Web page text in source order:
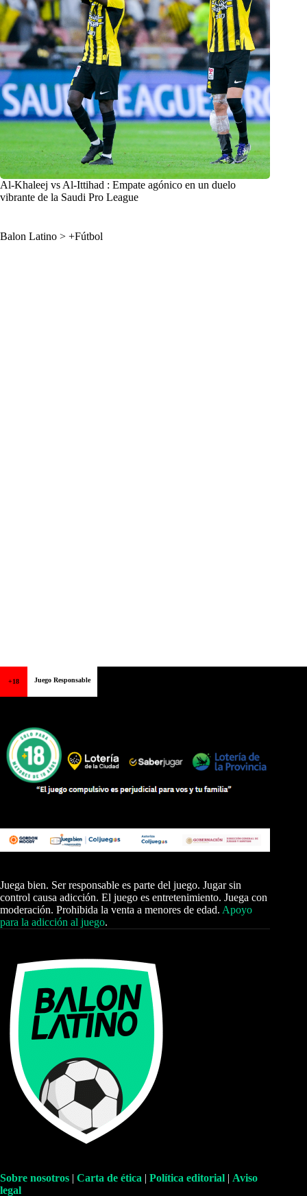
Al-Khaleej vs Al-Ittihad : Empate agónico en un duelo
vibrante de la Saudi Pro League
Balon Latino > +Fútbol
+18 Juego Responsable
Juega bien. Ser responsable es parte del juego. Jugar sin
control causa adicción. El juego es entretenimiento. Juega con
moderación. Prohibida la venta a menores de edad. Apoyo
para la adicción al juego.
Sobre nosotros | Carta de ética | Política editorial | Aviso
legal